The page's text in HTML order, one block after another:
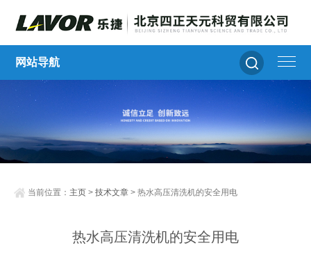
网站导航
当前位置： 主页 >技术文章 > 热水高压清洗机的安全用电
热水高压清洗机的安全用电